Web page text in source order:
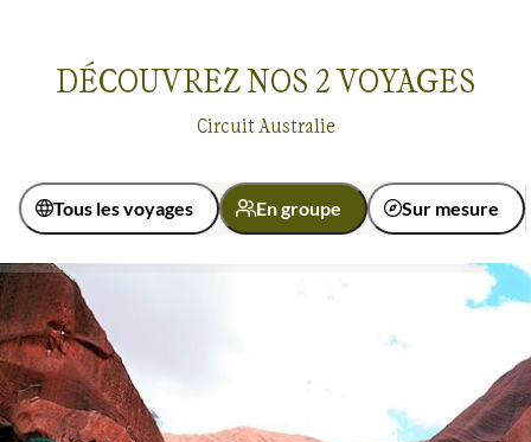
Voyages en groupe
DÉCOUVREZ NOS 2VOYAGES
Circuit Australie
Tous les voyages En groupe Sur mesure
Environnement
Bord de mer et îles Forêts, collines, rivières et lacs